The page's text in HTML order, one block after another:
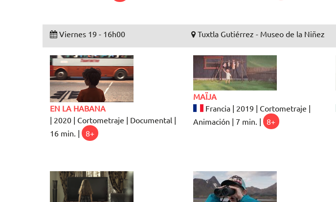
Viernes 19 - 16h00 Tuxtla Gutiérrez - Museo de la Niñez
EN LA HABANA
| 2020 | Cortometraje | Documental |
16 min. |
8+
MAÏJA
Francia | 2019 | Cortometraje |
Animación | 7 min. |
8+